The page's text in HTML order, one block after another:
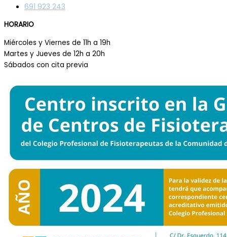
691 923 243
HORARIO
Miércoles y Viernes de 11h a 19h
Martes y Jueves de 12h a 20h
Sábados con cita previa